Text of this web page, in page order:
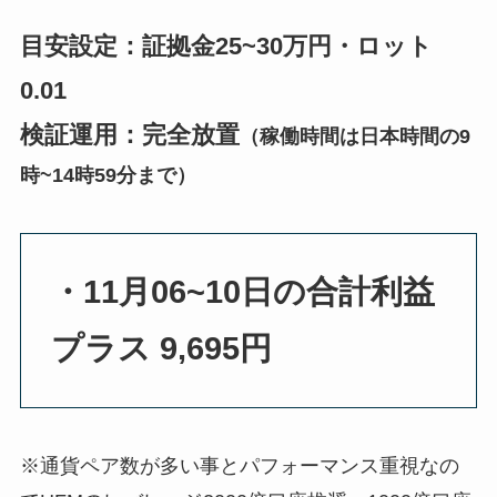
目安設定：証拠金25~30万円・ロット
0.01
検証運用：完全放置（稼働時間は日本時間の9
時~14時59分まで）
・11月06~10日の合計利益
プラス 9,695円
※通貨ペア数が多い事とパフォーマンス重視なの